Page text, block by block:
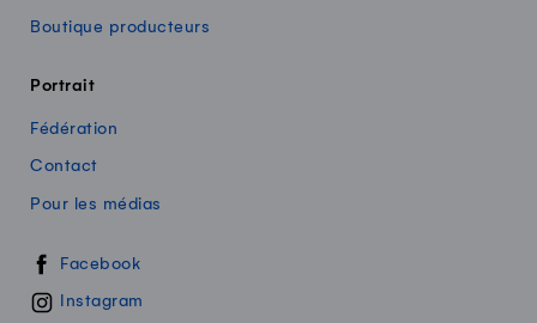
Boutique producteurs
Portrait
Fédération
Contact
Pour les médias
Swissmilk sur les réseaux sociaux
Facebook
Instagram